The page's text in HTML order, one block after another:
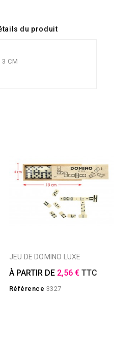
du produit
CM
JEU DE DOMINO LUXE
À PARTIR DE 2,56 € TTC
Référence 3327